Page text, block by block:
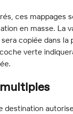
ces mappages
en masse. La
copiée dans la
verte
destination